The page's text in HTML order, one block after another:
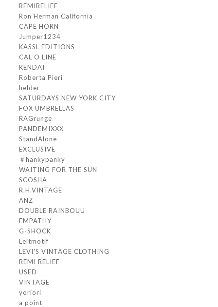
REMIRELIEF
Ron Herman California
CAPE HORN
Jumper1234
KASSL EDITIONS
CAL O LINE
KENDAI
Roberta Pieri
helder
SATURDAYS NEW YORK CITY
FOX UMBRELLAS
RAGrunge
PANDEMIXXX
StandAlone
EXCLUSIVE
＃hankypanky
WAITING FOR THE SUN
SCOSHA
R.H.VINTAGE
ANZ
DOUBLE RAINBOUU
EMPATHY
G-SHOCK
Leitmotif
LEVI'S VINTAGE CLOTHING
REMI RELIEF
USED
VINTAGE
yoriori
a point